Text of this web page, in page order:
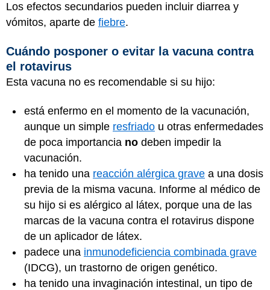
Los efectos secundarios pueden incluir diarrea y
vómitos, aparte de fiebre.
Cuándo posponer o evitar la vacuna contra
el rotavirus
Esta vacuna no es recomendable si su hijo:
está enfermo en el momento de la vacunación,
aunque un simple resfriado u otras enfermedades
de poca importancia no deben impedir la
vacunación.
ha tenido una reacción alérgica grave a una dosis
previa de la misma vacuna. Informe al médico de
su hijo si es alérgico al látex, porque una de las
marcas de la vacuna contra el rotavirus dispone
de un aplicador de látex.
padece una inmunodeficiencia combinada grave
(IDCG), un trastorno de origen genético.
ha tenido una invaginación intestinal, un tipo de